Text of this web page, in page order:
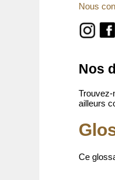
Nous
Nos
ailleurs
Ce